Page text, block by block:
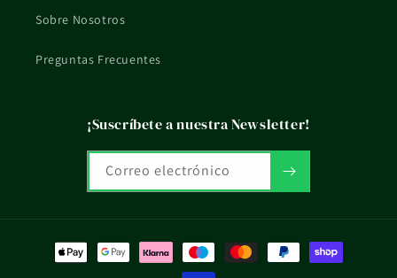
Sobre Nosotros
Preguntas Frecuentes
¡Suscríbete a nuestra Newsletter!
Correo electrónico
Formas